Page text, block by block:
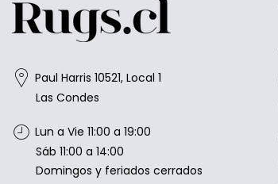
Paul Harris 10521, Local 1
Las Condes
Lun a Vie 11:00 a 19:00
Sáb 11:00 a 14:00
Domingos y feriados cerrados